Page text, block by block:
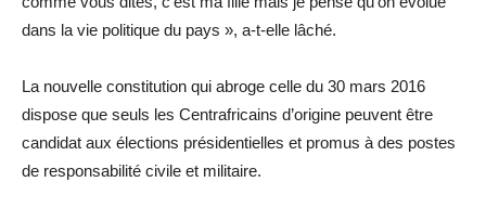
dans la vie politique du pays », a-t-elle lâché.
La nouvelle constitution qui abroge celle du 30 mars 2016
dispose que seuls les Centrafricains d’origine peuvent être
candidat aux élections présidentielles et promus à des postes
de responsabilité civile et militaire.